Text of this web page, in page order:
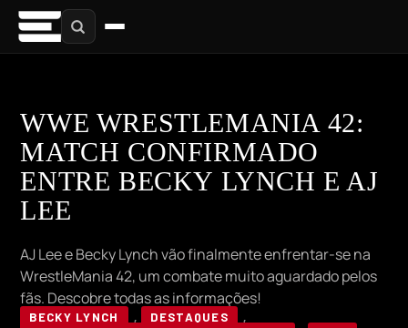
WWE WRESTLEMANIA 42:
MATCH CONFIRMADO
ENTRE BECKY LYNCH E AJ
LEE
AJ Lee e Becky Lynch vão finalmente enfrentar-se na
WrestleMania 42, um combate muito aguardado pelos
fãs. Descobre todas as informações!
BECKY LYNCH , DESTAQUES
,